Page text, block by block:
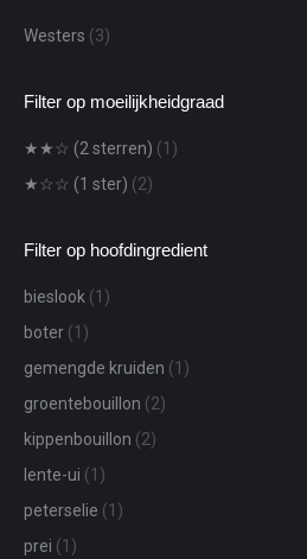
Westers (3)
Filter op moeilijkheidgraad
★★☆ (2 sterren) (1)
★☆☆ (1 ster) (2)
Filter op hoofdingredient
bieslook (1)
boter (1)
gemengde kruiden (1)
groentebouillon (2)
kippenbouillon (2)
lente-ui (1)
peterselie (1)
prei (1)